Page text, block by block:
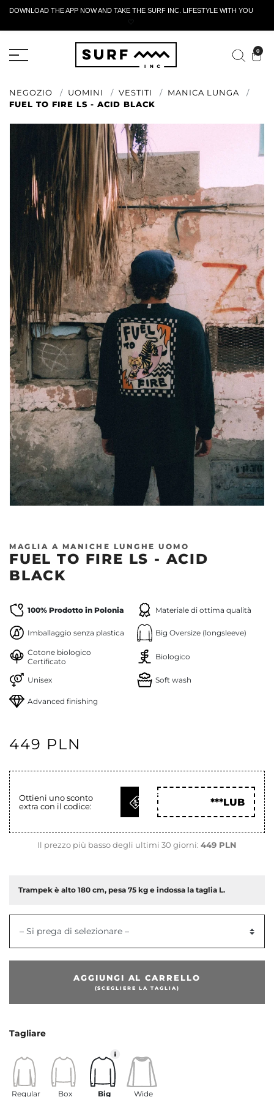
DOWNLOAD THE APP NOW AND TAKE THE SURF INC. LIFESTYLE WITH YOU
🤍
0
NEGOZIO UOMINI VESTITI
MANICA LUNGA
FUEL TO FIRE LS - ACID BLACK
MAGLIA A MANICHE LUNGHE UOMO
FUEL TO FIRE LS - ACID
BLACK
100% Prodotto in Polonia Materiale di ottima qualità
Imballaggio senza plastica Big Oversize (longsleeve)
Cotone biologico
Certificato
Biologico
Unisex Soft wash
Advanced finishing
449 PLN
Ottieni uno sconto
extra con il codice:
OTTIENI
COD
***LUB
Il prezzo più basso degli ultimi 30 giorni: 449 PLN
Trampek è alto 180 cm, pesa 75 kg e indossa la taglia L.
– Si prega di selezionare –
AGGIUNGI AL CARRELLO
(SCEGLIERE LA TAGLIA)
Tagliare
Regular
Box
Big
Wide
MODULO DI RESTITUZIONE ATTIVO